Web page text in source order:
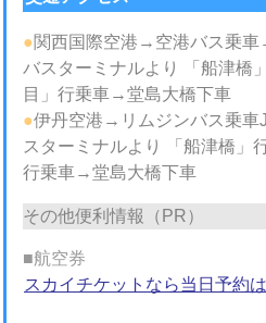
●関西国際空港→空港バス乗
バスターミナルより 「船津橋
目」行乗車→堂島大橋下車
●伊丹空港→リムジンバス乗
スターミナルより 「船津橋」
行乗車→堂島大橋下車
その他便利情報（PR）
■航空券
スカイチケットなら当日予約